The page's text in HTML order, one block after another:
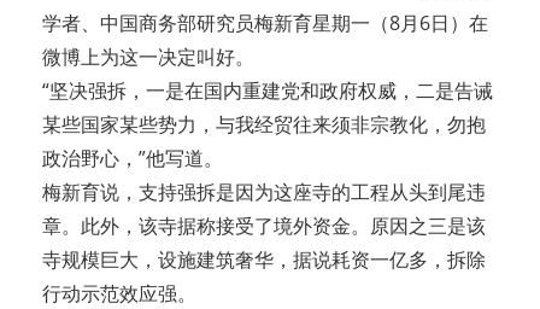
学者、中国商务部研究员梅新育星期一（8月6日）在
微博上为这一决定叫好。
“坚决强拆，一是在国内重建党和政府权威，二是告诫
某些国家某些势力，与我经贸往来须非宗教化，勿抱
政治野心，”他写道。
梅新育说，支持强拆是因为这座寺的工程从头到尾违
章。此外，该寺据称接受了境外资金。原因之三是该
寺规模巨大，设施建筑奢华，据说耗资一亿多，拆除
行动示范效应强。